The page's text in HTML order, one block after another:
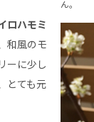
ん。
ロハモミ
和風のモ
ーに少し
とても元